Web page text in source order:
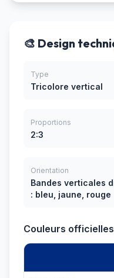
🎨 Design
Type
Tricolore vertical
Proportions
2:3
Orientation
Bandes verticales
: bleu, jaune, rouge
Couleurs officielles